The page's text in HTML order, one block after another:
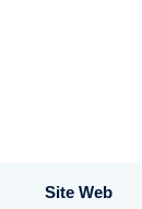
Site Web